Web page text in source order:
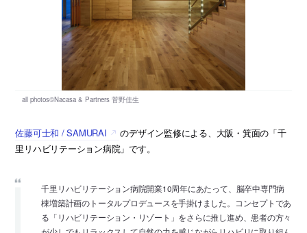
佐藤可士和 / SAMURAI
のデザイン監修による、大阪・箕面の「千
里リハビリテーション病院」です。
千里リハビリテーション病院開業10周年にあたって、脳卒中専門病
棟増築計画のトータルプロデュースを手掛けました。コンセプトであ
る「リハビリテーション・リゾート」をさらに推し進め、患者の方々